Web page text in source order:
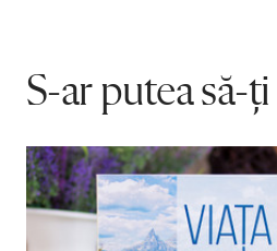
S-ar putea să-